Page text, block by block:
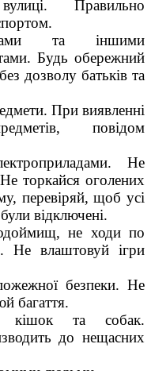
Правильно
та іншими
Будь обережний
дозволу батьків та
При виявленні
повідом
Не
торкайся оголених
перевіряй, щоб усі
відключені.
не ходи по
Не влаштовуй ігри
безпеки. Не
багаття.
кішок та собак.
до нещасних